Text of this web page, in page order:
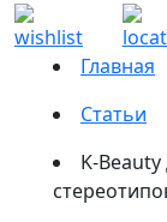
Главная
Статьи
K-